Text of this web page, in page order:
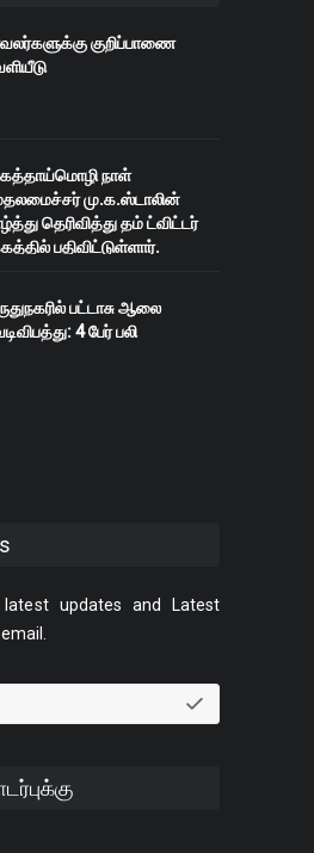
குறிப்பாணை
நாள்
மு.க.ஸ்டாலின்
தெரிவித்து தம் ட்விட்டர்
பதிவிட்டுள்ளார்.
பட்டாசு ஆலை
4 பேர் பலி
updates and Latest